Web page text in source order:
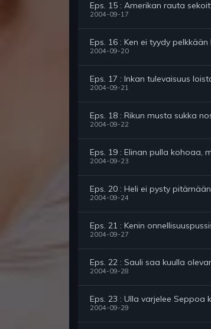
Eps. 15 : Amerikan rauta
2004-09-17
Eps. 16 : Ken ei tyydy
2004-09-20
Eps. 17 : Inkan tulevaisuus
2004-09-21
Eps. 18 : Rikun musta sukka
2004-09-22
Eps. 19 : Elinan pulla kohoaa,
2004-09-23
Eps. 20 : Heli ei pysty
2004-09-24
Eps. 21 : Kenin
2004-09-27
Eps. 22 : Sauli saa kuulla
2004-09-28
Eps. 23 : Ulla varjelee Seppoa
2004-09-29